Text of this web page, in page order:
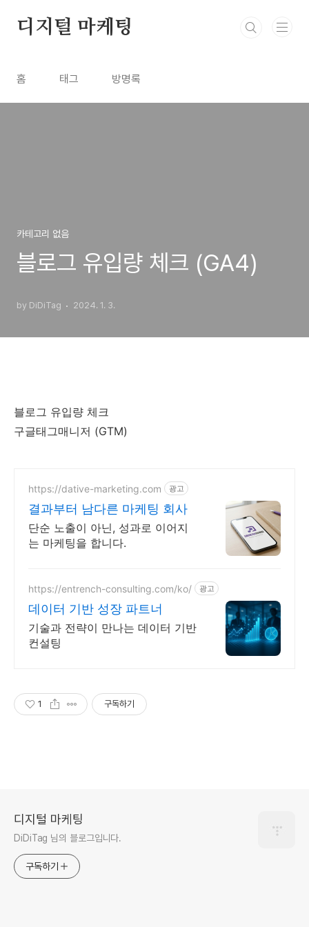
디지털 마케팅
홈 태그 방명록
카테고리 없음
블로그 유입량 체크 (GA4)
by DiDiTag 2024. 1. 3.
블로그 유입량 체크
구글태그매니저 (GTM)
https://dative-marketing.com 광고
결과부터 남다른 마케팅 회사
단순 노출이 아닌, 성과로 이어지
는 마케팅을 합니다.
https://entrench-consulting.com/ko/ 광고
데이터 기반 성장 파트너
기술과 전략이 만나는 데이터 기반
컨설팅
1 구독하기
디지털 마케팅
DiDiTag 님의 블로그입니다.
구독하기